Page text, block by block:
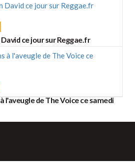
ce jour sur Reggae.fr
l'aveugle de The Voice ce samedi